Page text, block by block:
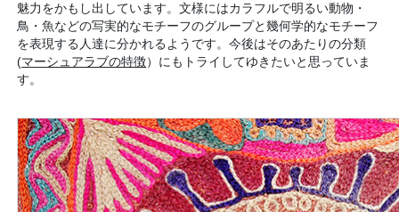
魅力をかもし出しています。文様にはカラフルで明るい動物・
鳥・魚などの写実的なモチーフのグループと幾何学的なモチーフ
を表現する人達に分かれるようです。今後はそのあたりの分類
(マーシュアラブの特徴）にもトライしてゆきたいと思っていま
す。